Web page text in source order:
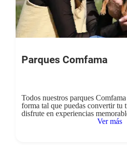
Parques Comfama
Todos nuestros parques
forma tal que puedas convertir tu
disfrute en experiencias
Ver más